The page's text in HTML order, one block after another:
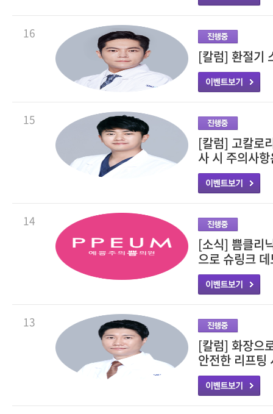
16
[칼럼] 환절기
15
[칼럼] 고칼로
사 시 주의사
14
[소식] 쁨클리
으로 슈링크
13
[칼럼] 화장으
안전한 리프팅